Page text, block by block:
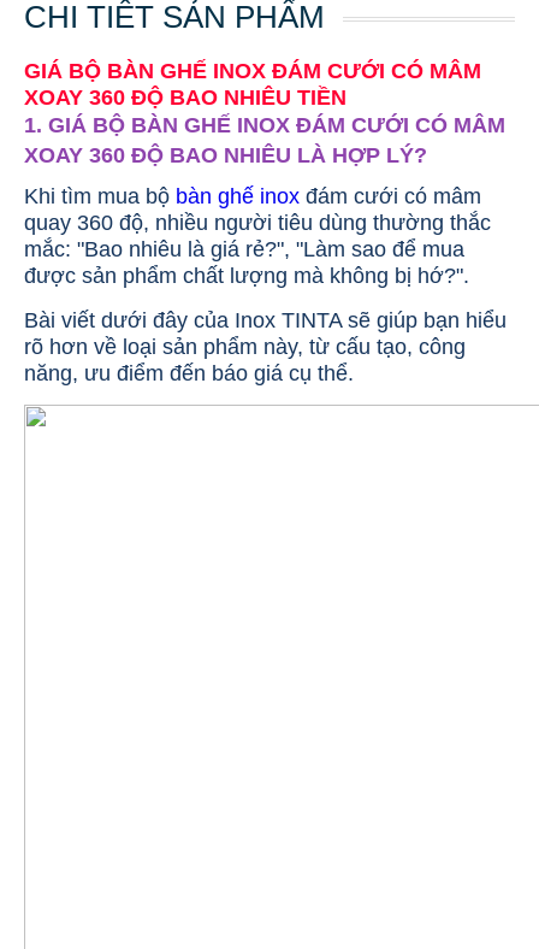
CHI TIẾT SẢN PHẨM
GIÁ BỘ BÀN GHẾ INOX ĐÁM CƯỚI CÓ MÂM
XOAY 360 ĐỘ BAO NHIÊU TIỀN
1. GIÁ BỘ BÀN GHẾ INOX ĐÁM CƯỚI CÓ MÂM
XOAY 360 ĐỘ BAO NHIÊU LÀ HỢP LÝ?
Khi tìm mua bộ bàn ghế inox đám cưới có mâm
quay 360 độ, nhiều người tiêu dùng thường thắc
mắc: "Bao nhiêu là giá rẻ?", "Làm sao để mua
được sản phẩm chất lượng mà không bị hớ?".
Bài viết dưới đây của Inox TINTA sẽ giúp bạn hiểu
rõ hơn về loại sản phẩm này, từ cấu tạo, công
năng, ưu điểm đến báo giá cụ thể.